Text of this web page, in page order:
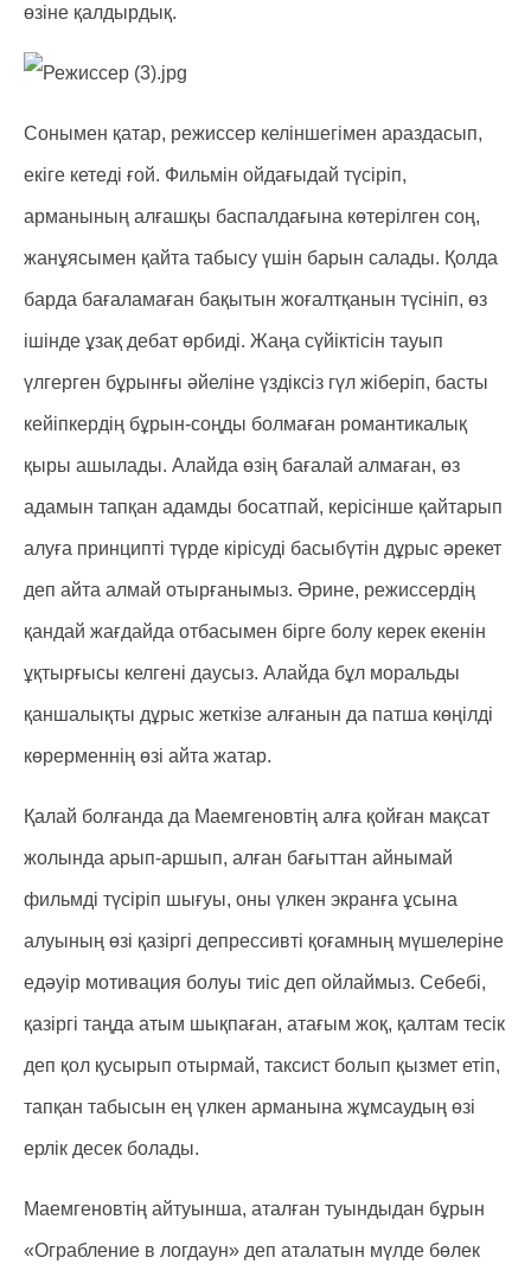
өзіне қалдырдық.
Сонымен қатар, режиссер келіншегімен араздасып,
екіге кетеді ғой. Фильмін ойдағыдай түсіріп,
арманының алғашқы баспалдағына көтерілген соң,
жанұясымен қайта табысу үшін барын салады. Қолда
барда бағаламаған бақытын жоғалтқанын түсініп, өз
ішінде ұзақ дебат өрбиді. Жаңа сүйіктісін тауып
үлгерген бұрынғы әйеліне үздіксіз гүл жіберіп, басты
кейіпкердің бұрын-соңды болмаған романтикалық
қыры ашылады. Алайда өзің бағалай алмаған, өз
адамын тапқан адамды босатпай, керісінше қайтарып
алуға принципті түрде кірісуді басыбүтін дұрыс әрекет
деп айта алмай отырғанымыз. Әрине, режиссердің
қандай жағдайда отбасымен бірге болу керек екенін
ұқтырғысы келгені даусыз. Алайда бұл моральды
қаншалықты дұрыс жеткізе алғанын да патша көңілді
көрерменнің өзі айта жатар.
Қалай болғанда да Маемгеновтің алға қойған мақсат
жолында арып-аршып, алған бағыттан айнымай
фильмді түсіріп шығуы, оны үлкен экранға ұсына
алуының өзі қазіргі депрессивті қоғамның мүшелеріне
едәуір мотивация болуы тиіс деп ойлаймыз. Себебі,
қазіргі таңда атым шықпаған, атағым жоқ, қалтам тесік
деп қол қусырып отырмай, таксист болып қызмет етіп,
тапқан табысын ең үлкен арманына жұмсаудың өзі
ерлік десек болады.
Маемгеновтің айтуынша, аталған туындыдан бұрын
«Ограбление в логдаун» деп аталатын мүлде бөлек